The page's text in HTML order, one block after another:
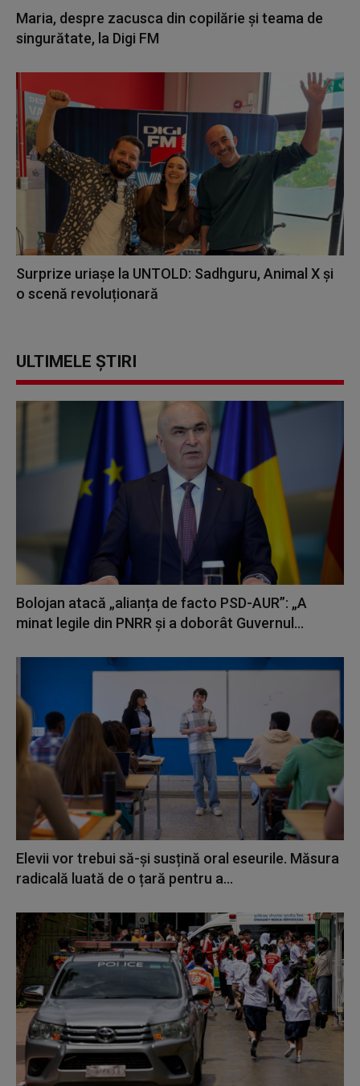
Maria, despre zacusca din copilărie și teama de
singurătate, la Digi FM
Surprize uriașe la UNTOLD: Sadhguru, Animal X și
o scenă revoluționară
ULTIMELE ȘTIRI
Bolojan atacă „alianța de facto PSD-AUR”: „A
minat legile din PNRR și a doborât Guvernul...
Elevii vor trebui să-și susțină oral eseurile. Măsura
radicală luată de o țară pentru a...